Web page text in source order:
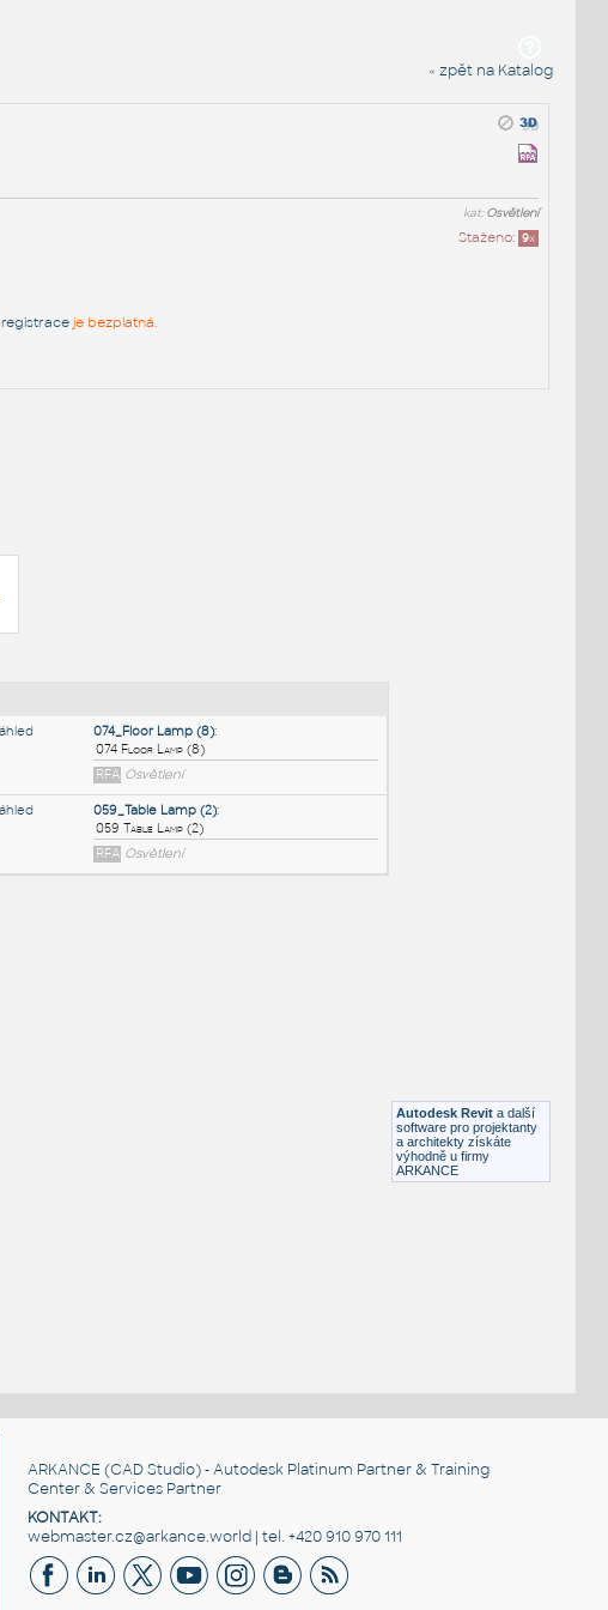
« zpět na Katalog
kat:Osvětlení
Staženo: 9x
registraceje bezplatná.
Autodesk Revit a další
software pro projektanty
a architekty získáte
výhodně u firmy
ARKANCE
ARKANCE (CAD Studio) - Autodesk Platinum Partner & Training
Center & Services Partner
KONTAKT:
webmaster.cz@arkance.world | tel. +420 910 970 111